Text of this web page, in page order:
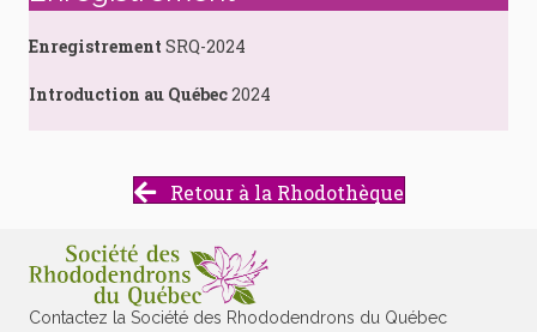
Enregistrement SRQ-2024
Introduction au Québec2024
Retour à la Rhodothèque
Contactez la Société des Rhododendrons du Québec